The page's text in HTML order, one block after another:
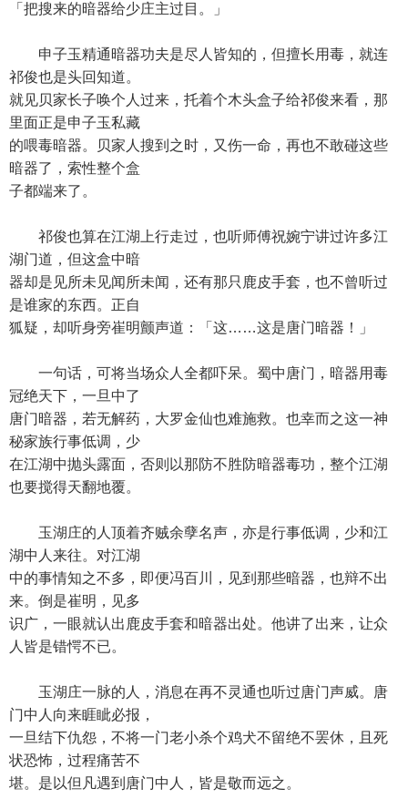
「把搜来的暗器给少庄主过目。」
申子玉精通暗器功夫是尽人皆知的，但擅长用毒，就连
祁俊也是头回知道。
就见贝家长子唤个人过来，托着个木头盒子给祁俊来看，那
里面正是申子玉私藏
的喂毒暗器。贝家人搜到之时，又伤一命，再也不敢碰这些
暗器了，索性整个盒
子都端来了。
祁俊也算在江湖上行走过，也听师傅祝婉宁讲过许多江
湖门道，但这盒中暗
器却是见所未见闻所未闻，还有那只鹿皮手套，也不曾听过
是谁家的东西。正自
狐疑，却听身旁崔明颤声道：「这……这是唐门暗器！」
一句话，可将当场众人全都吓呆。蜀中唐门，暗器用毒
冠绝天下，一旦中了
唐门暗器，若无解药，大罗金仙也难施救。也幸而之这一神
秘家族行事低调，少
在江湖中抛头露面，否则以那防不胜防暗器毒功，整个江湖
也要搅得天翻地覆。
玉湖庄的人顶着齐贼余孽名声，亦是行事低调，少和江
湖中人来往。对江湖
中的事情知之不多，即便冯百川，见到那些暗器，也辩不出
来。倒是崔明，见多
识广，一眼就认出鹿皮手套和暗器出处。他讲了出来，让众
人皆是错愕不已。
玉湖庄一脉的人，消息在再不灵通也听过唐门声威。唐
门中人向来睚眦必报，
一旦结下仇怨，不将一门老小杀个鸡犬不留绝不罢休，且死
状恐怖，过程痛苦不
堪。是以但凡遇到唐门中人，皆是敬而远之。